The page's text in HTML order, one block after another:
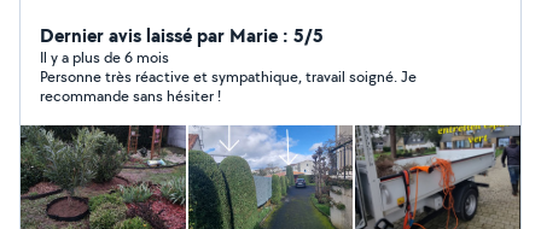
élagage,abattage, évacuation des déchets verts)
Nettoyage ( toitures, murs extérieurs, vitres, locaux
industriels, nettoyages haute pression) Et petite
maçonnerie ( clôtures, murets) Un devis est établi sur
photos du chantier à réaliser
Dernier avis laissé par Marie : 5/5
Il y a plus de 6 mois
Personne très réactive et sympathique, travail soigné. Je
recommande sans hésiter !